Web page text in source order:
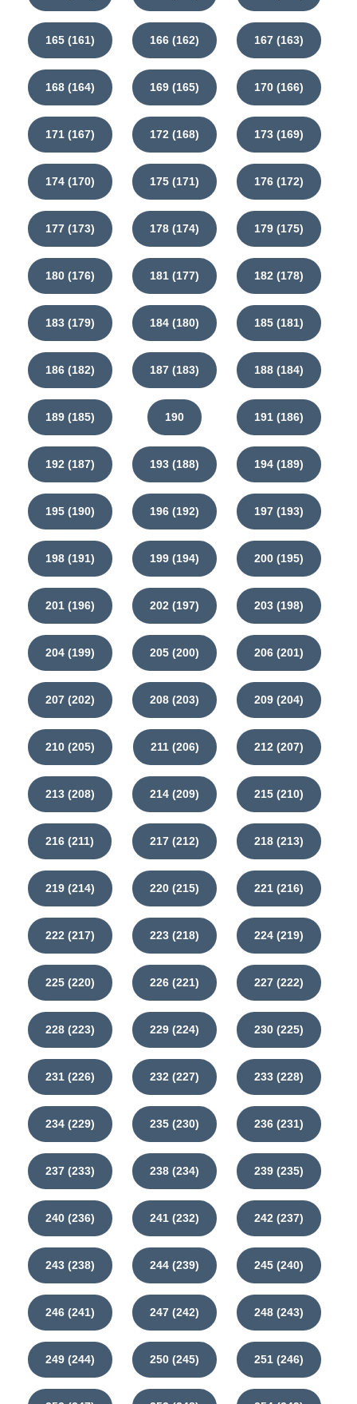
165 (161) 166 (162) 167 (163)
168 (164) 169 (165) 170 (166)
171 (167) 172 (168) 173 (169)
174 (170) 175 (171) 176 (172)
177 (173) 178 (174) 179 (175)
180 (176) 181 (177) 182 (178)
183 (179) 184 (180) 185 (181)
186 (182) 187 (183) 188 (184)
189 (185) 190 191 (186)
192 (187) 193 (188) 194 (189)
195 (190) 196 (192) 197 (193)
198 (191) 199 (194) 200 (195)
201 (196) 202 (197) 203 (198)
204 (199) 205 (200) 206 (201)
207 (202) 208 (203) 209 (204)
210 (205) 211 (206) 212 (207)
213 (208) 214 (209) 215 (210)
216 (211) 217 (212) 218 (213)
219 (214) 220 (215) 221 (216)
222 (217) 223 (218) 224 (219)
225 (220) 226 (221) 227 (222)
228 (223) 229 (224) 230 (225)
231 (226) 232 (227) 233 (228)
234 (229) 235 (230) 236 (231)
237 (233) 238 (234) 239 (235)
240 (236) 241 (232) 242 (237)
243 (238) 244 (239) 245 (240)
246 (241) 247 (242) 248 (243)
249 (244) 250 (245) 251 (246)